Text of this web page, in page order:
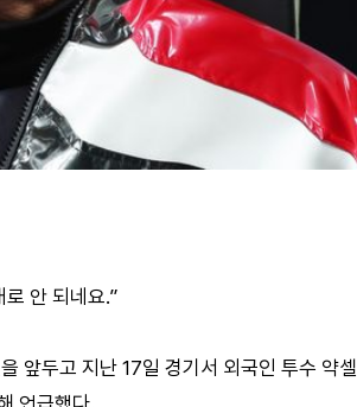
안 되네요.”
앞두고 지난 17일 경기서 외국인 투수 약셀